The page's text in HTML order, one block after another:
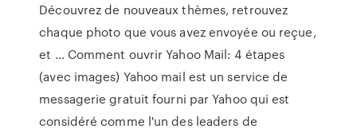
Découvrez de nouveaux thèmes, retrouvez
chaque photo que vous avez envoyée ou reçue,
et … Comment ouvrir Yahoo Mail: 4 étapes
(avec images) Yahoo mail est un service de
messagerie gratuit fourni par Yahoo qui est
considéré comme l'un des leaders de